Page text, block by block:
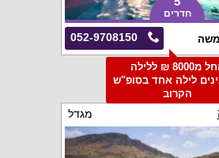
חדרים
052-9708150 משה
החל מ8000 ₪ ללילה
לילה אחד בסופ"ש
הקרוב
מגדל